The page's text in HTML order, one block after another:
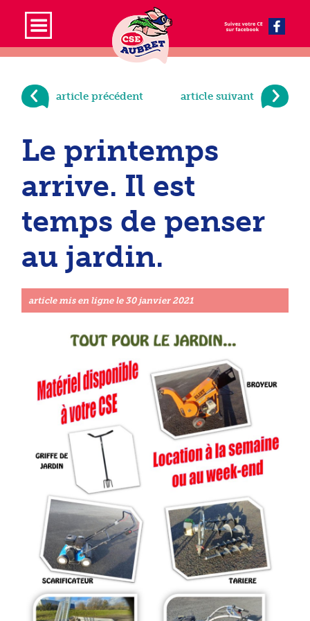
article précédent article suivant
Le printemps
arrive. Il est
temps de penser
au jardin.
article mis en ligne le 30 janvier 2021